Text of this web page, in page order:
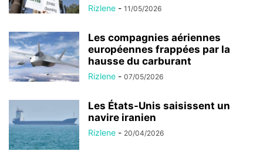
Rizlene - 11/05/2026
Les compagnies aériennes
européennes frappées par la
hausse du carburant
Rizlene - 07/05/2026
Les États-Unis saisissent un
navire iranien
Rizlene - 20/04/2026